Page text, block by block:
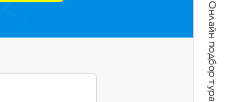
Онлайн подбор тура